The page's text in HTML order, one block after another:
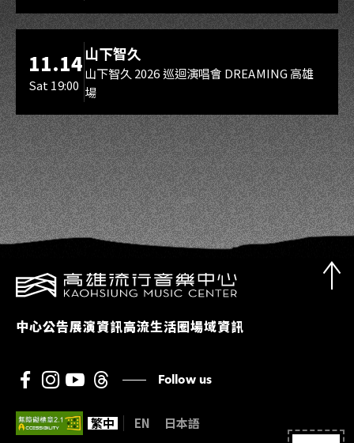
11.14
Sat 19:00
山下智久
山下智久 2026 巡迴演唱會 DREAMING 高雄
場
中心公告展演資訊高流生活圈場域資訊
Follow us
繁中 EN 日本語